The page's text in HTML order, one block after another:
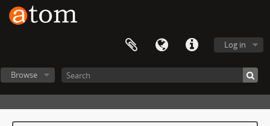
Log in
Browse